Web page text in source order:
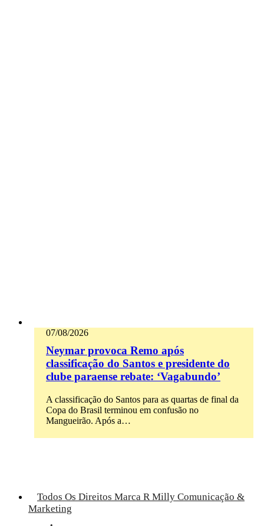
07/08/2026
Neymar provoca Remo após
classificação do Santos e presidente do
clube paraense rebate: ‘Vagabundo’
A classificação do Santos para as quartas de final da
Copa do Brasil terminou em confusão no
Mangueirão. Após a…
Todos Os Direitos Marca R Milly Comunicação &
Marketing